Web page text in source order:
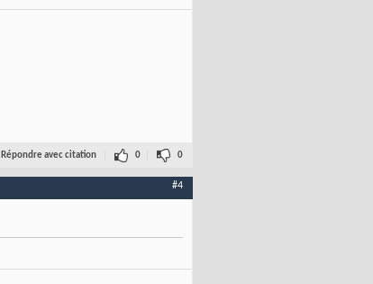
Répondre avec citation 0 0
#4